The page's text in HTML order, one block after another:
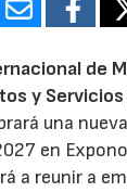
de
y
una
en
a reunir a